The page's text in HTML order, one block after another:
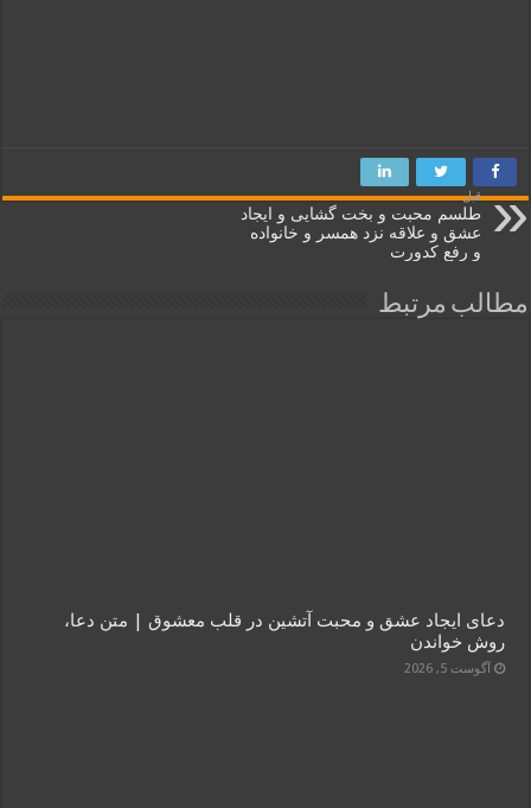
قبل
طلسم محبت و بخت گشايی و ایجاد
عشق و علاقه نزد همسر و خانواده
و رفع کدورت
مطالب مرتبط
دعای ایجاد عشق و محبت آتشین در قلب معشوق | متن دعا،
روش خواندن
آگوست 5, 2026